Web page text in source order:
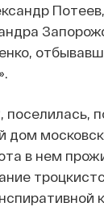
поселилась,
в нем